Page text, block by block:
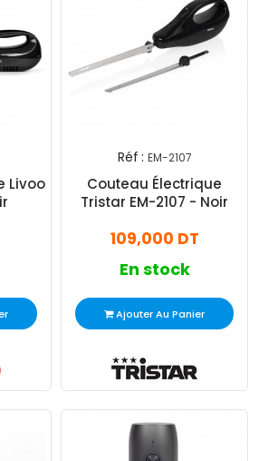
Livoo
Réf : EM-2107
Couteau Électrique
Tristar EM-2107 - Noir
109,000 DT
En stock
Ajouter Au Panier